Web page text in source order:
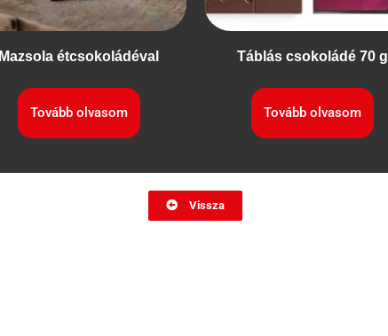
Mazsola étcsokoládéval
Tovább olvasom
Táblás csokoládé 70 g
Tovább olvasom
Vissza